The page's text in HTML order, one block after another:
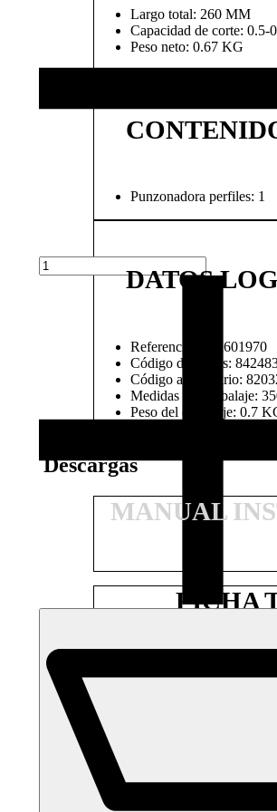
Largo total: 260 MM
Capacidad de corte: 0.5-
Peso neto: 0.67 KG
Punzonadora perfiles: 1
DATOS
Referencia: WK601970
Código de barras:
Código arancelario:
Medidas del embalaje:
Peso del embalaje: 0.7
Descargas
MANUAL
FICHA